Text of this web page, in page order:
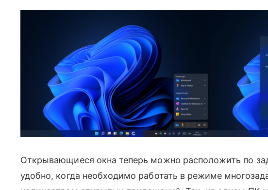
Открывающиеся окна теперь можно расположить по
удобно, когда необходимо работать в режиме